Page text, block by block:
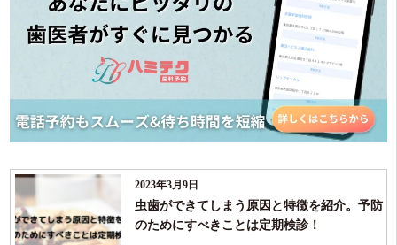
2023年3月9日
虫歯ができてしまう原因と特徴を紹介。予防
のためにすべきことは定期検診！